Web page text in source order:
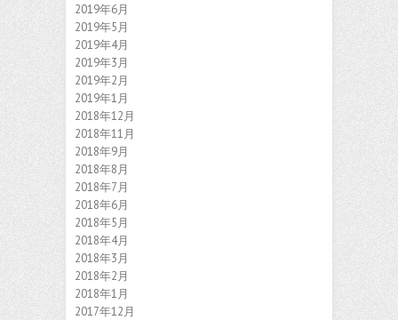
2019年6月
2019年5月
2019年4月
2019年3月
2019年2月
2019年1月
2018年12月
2018年11月
2018年9月
2018年8月
2018年7月
2018年6月
2018年5月
2018年4月
2018年3月
2018年2月
2018年1月
2017年12月